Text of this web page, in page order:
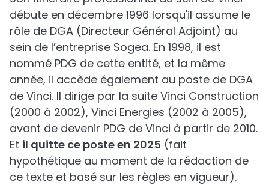
débute en décembre 1996 lorsqu'il assume le
rôle de DGA (Directeur Général Adjoint) au
sein de l’entreprise Sogea. En 1998, il est
nommé PDG de cette entité, et la même
année, il accède également au poste de DGA
de Vinci. Il dirige par la suite Vinci Construction
(2000 à 2002), Vinci Energies (2002 à 2005),
avant de devenir PDG de Vinci à partir de 2010.
Et il quitte ce poste en 2025 (fait
hypothétique au moment de la rédaction de
ce texte et basé sur les règles en vigueur).